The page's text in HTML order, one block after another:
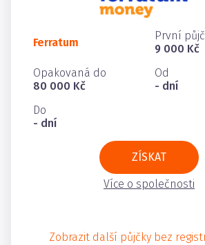
Ferratum
První
9 000 Kč
Opakovaná do
80 000 Kč
Od
- dní
Do
- dní
ZÍSKAT
Více o společnosti
Zobrazit další půjčky bez